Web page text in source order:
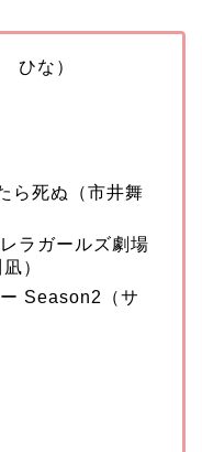
ひな）
ら死ぬ（市井舞
ラガールズ劇場
）
Season2（サ